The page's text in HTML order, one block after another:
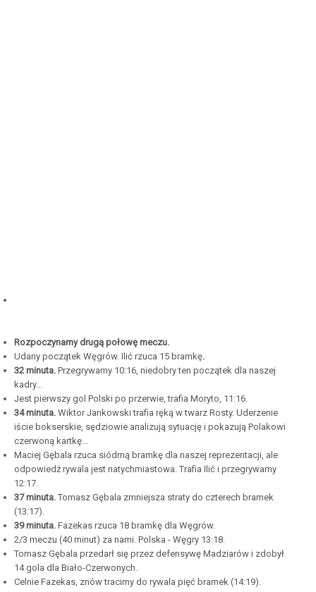
Rozpoczynamy drugą połowę meczu.
Udany początek Węgrów. Ilić rzuca 15 bramkę.
32 minuta. Przegrywamy 10:16, niedobry ten początek dla naszej
kadry...
Jest pierwszy gol Polski po przerwie, trafia Moryto, 11:16.
34 minuta. Wiktor Jankowski trafia ręką w twarz Rosty. Uderzenie
iście bokserskie, sędziowie analizują sytuację i pokazują Polakowi
czerwoną kartkę...
Maciej Gębala rzuca siódmą bramkę dla naszej reprezentacji, ale
odpowiedź rywala jest natychmiastowa. Trafia Ilić i przegrywamy
12:17.
37 minuta. Tomasz Gębala zmniejsza straty do czterech bramek
(13:17).
39 minuta. Fazekas rzuca 18 bramkę dla Węgrów.
2/3 meczu (40 minut) za nami. Polska - Węgry 13:18.
Tomasz Gębala przedarł się przez defensywę Madziarów i zdobył
14 gola dla Biało-Czerwonych.
Celnie Fazekas, znów tracimy do rywala pięć bramek (14:19).